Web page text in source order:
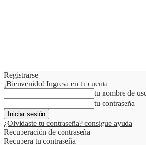
Registrarse
¡Bienvenido! Ingresa en tu cuenta
tu nombre de
tu contraseña
¿Olvidaste tu contraseña? consigue ayuda
Recuperación de contraseña
Recupera tu contraseña